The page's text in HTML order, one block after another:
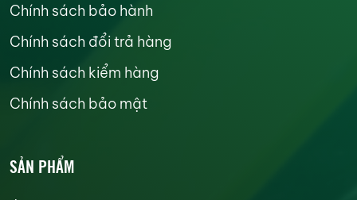
Chính sách bảo hành
Chính sách đổi trả hàng
Chính sách kiểm hàng
Chính sách bảo mật
SẢN PHẨM